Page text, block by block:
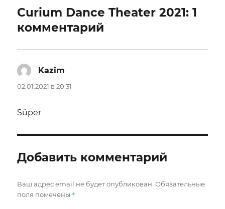
Curium Dance Theater 2021: 1
комментарий
Kazim
02.01.2021 в 20:31
Süper
Добавить комментарий
Ваш адрес email не будет опубликован. Обязательные
поля помечены *